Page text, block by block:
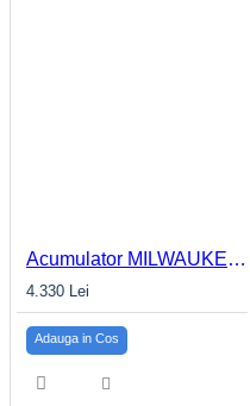
Acumulator MILWAUKEE 6.0Ah MX FUEL™ REDLITHIUM™ MXF XC406
4.330 Lei
Adauga in Cos